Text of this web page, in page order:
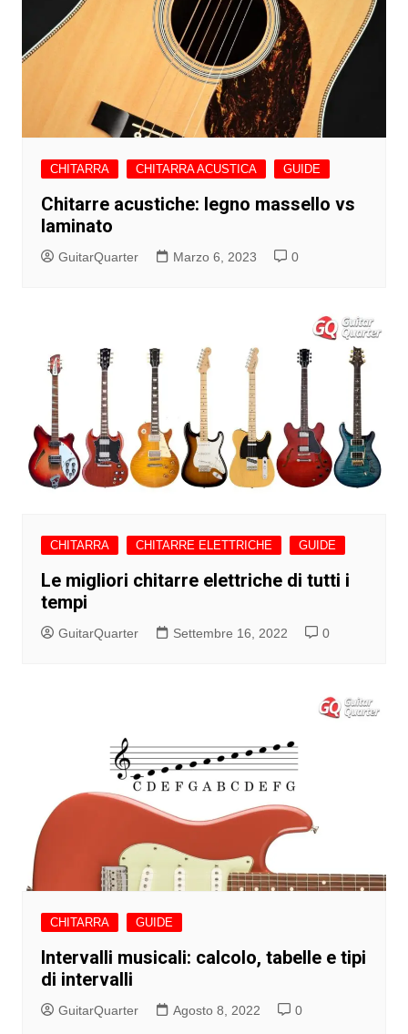
CHITARRA CHITARRA ACUSTICA GUIDE
Chitarre acustiche: legno massello vs
laminato
GuitarQuarter Marzo 6, 2023 0
CHITARRA CHITARRE ELETTRICHE GUIDE
Le migliori chitarre elettriche di tutti i
tempi
GuitarQuarter Settembre 16, 2022 0
CHITARRA GUIDE
Intervalli musicali: calcolo, tabelle e tipi
di intervalli
GuitarQuarter Agosto 8, 2022 0